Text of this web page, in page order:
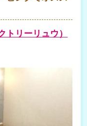
リーリュウ）